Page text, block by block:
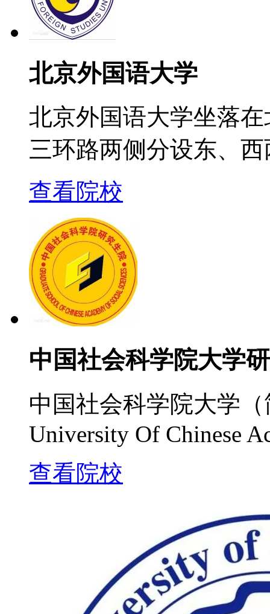
北京外国语大学
北京外国语大学坐落
三环路两侧分设东、
查看院校
中国社会科学院大学
中国社会科学院大学
University Of Chinese
查看院校